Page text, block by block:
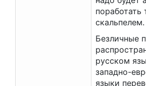
поработать
скальпелем.
Безличные
русском
западно-
языки